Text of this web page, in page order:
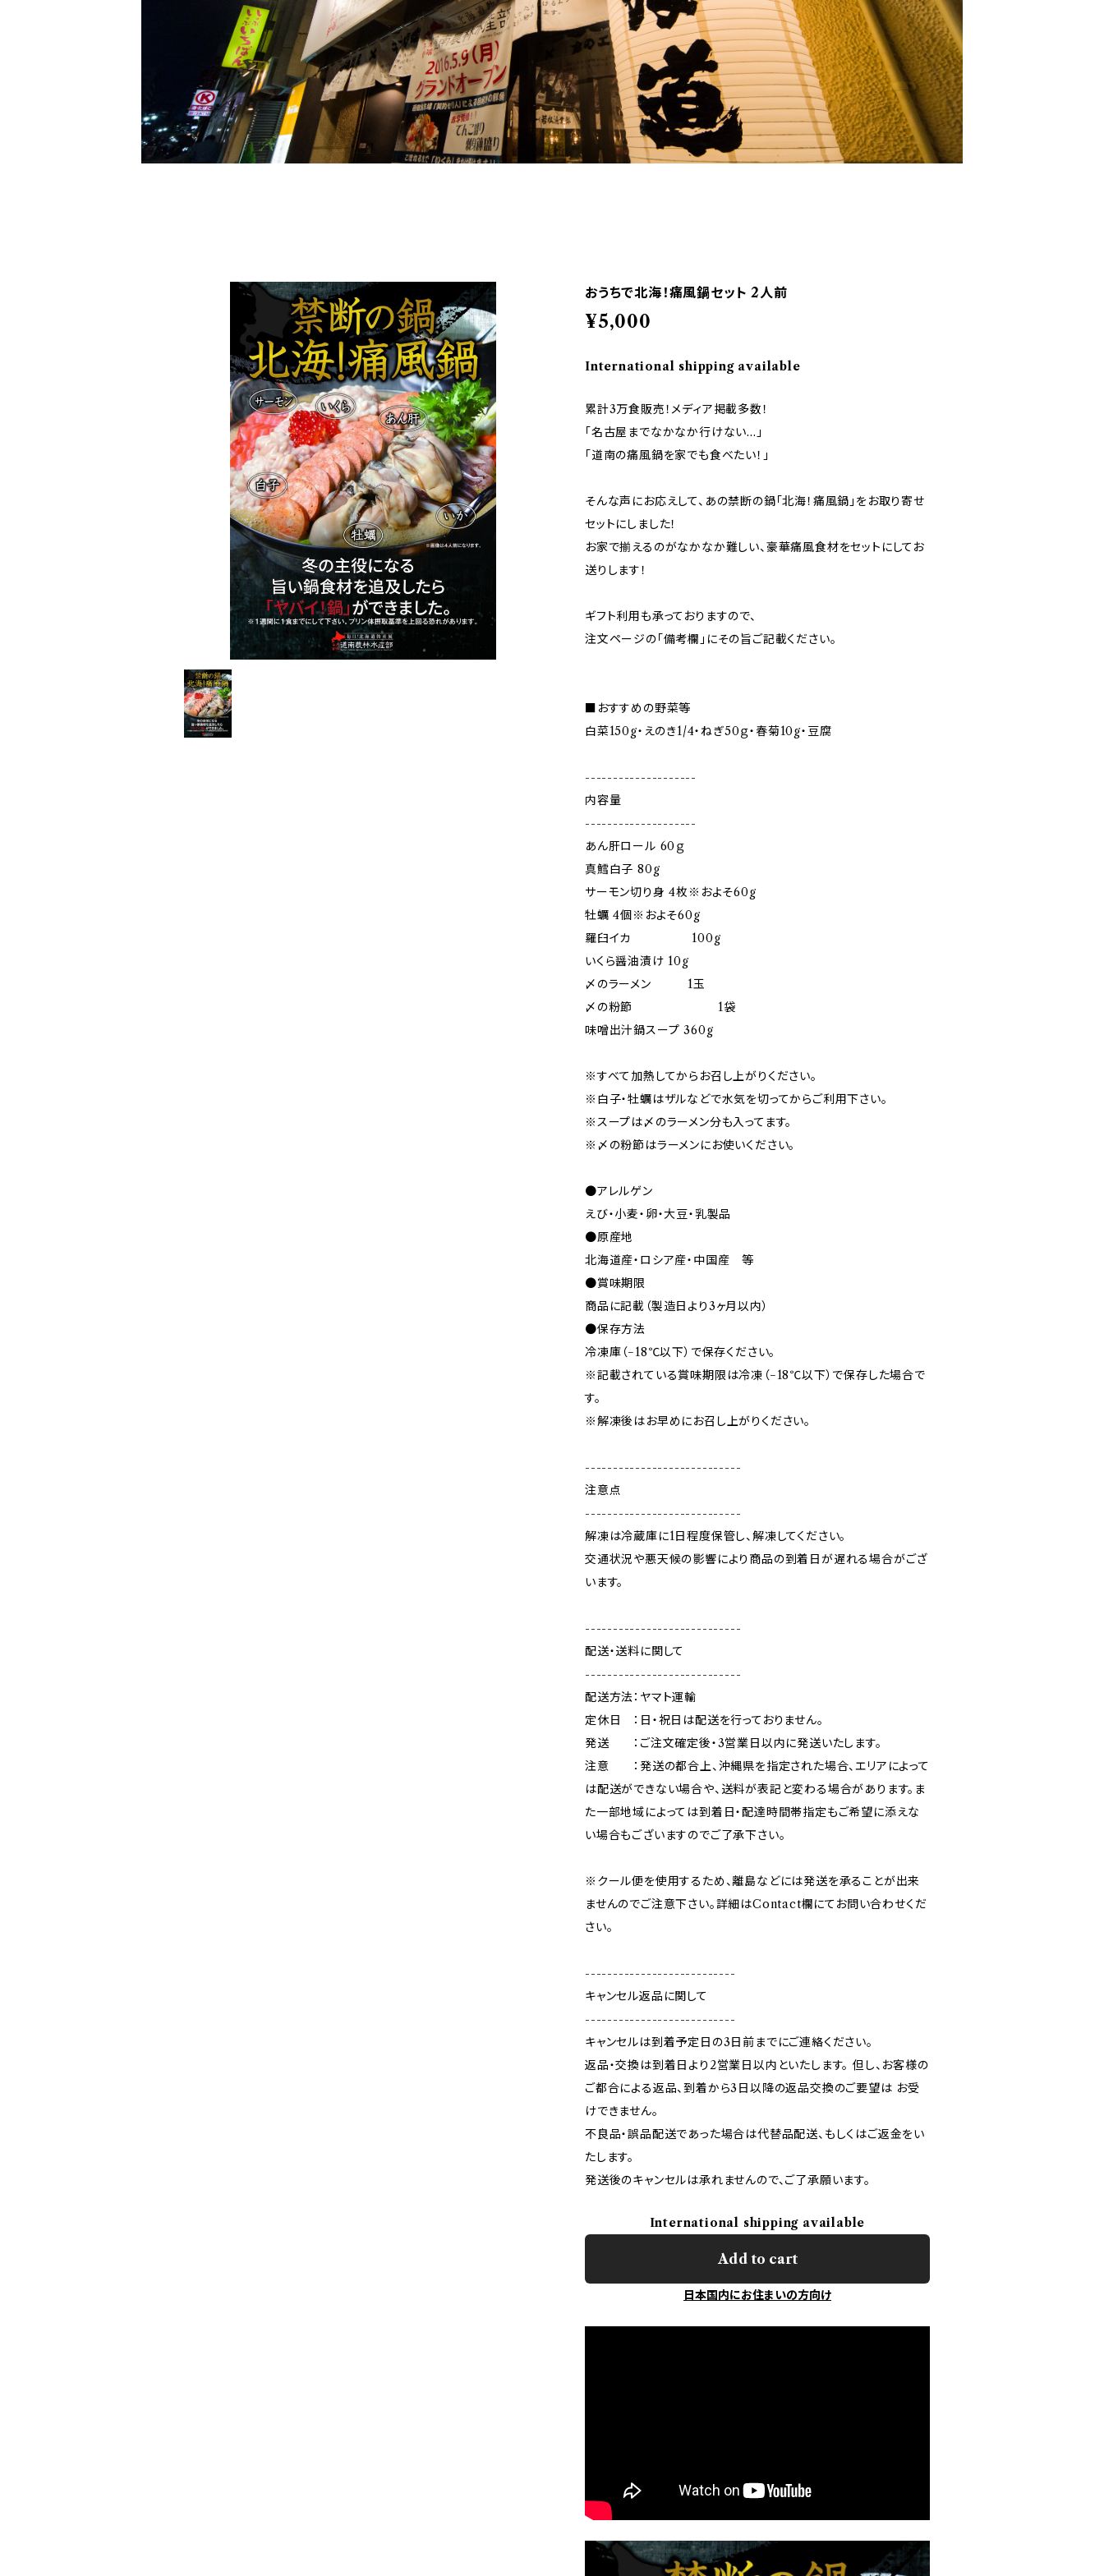
おうちで北海！痛風鍋セット 2人前
¥5,000
International shipping available
累計3万食販売！メディア掲載多数！
「名古屋までなかなか行けない…」
「道南の痛風鍋を家でも食べたい！」
そんな声にお応えして、あの禁断の鍋「北海！痛風鍋」をお取り寄せ
セットにしました！
お家で揃えるのがなかなか難しい、豪華痛風食材をセットにしてお
送りします！
ギフト利用も承っておりますので、
注文ページの「備考欄」にその旨ご記載ください。
■おすすめの野菜等
白菜150g・えのき1/4・ねぎ50ｇ・春菊10g・豆腐
--------------------
内容量
--------------------
あん肝ロール 60ｇ
真鱈白子 80g
サーモン切り身 4枚※およそ60g
牡蠣 4個※およそ60g
羅臼イカ 100g
いくら醤油漬け 10g
〆のラーメン 1玉
〆の粉節 1袋
味噌出汁鍋スープ 360g
※すべて加熱してからお召し上がりください。
※白子・牡蠣はザルなどで水気を切ってからご利用下さい。
※スープは〆のラーメン分も入ってます。
※〆の粉節はラーメンにお使いください。
●アレルゲン
えび・小麦・卵・大豆・乳製品
●原産地
北海道産・ロシア産・中国産 等
●賞味期限
商品に記載（製造日より3ヶ月以内）
●保存方法
冷凍庫（−18℃以下）で保存ください。
※記載されている賞味期限は冷凍（−18℃以下）で保存した場合で
す。
※解凍後はお早めにお召し上がりください。
----------------------------
注意点
----------------------------
解凍は冷蔵庫に1日程度保管し、解凍してください。
交通状況や悪天候の影響により商品の到着日が遅れる場合がござ
います。
----------------------------
配送・送料に関して
----------------------------
配送方法：ヤマト運輸
定休日 ：日・祝日は配送を行っておりません。
発送 ：ご注文確定後・3営業日以内に発送いたします。
注意 ：発送の都合上、沖縄県を指定された場合、エリアによって
は配送ができない場合や、送料が表記と変わる場合があります。ま
た一部地域によっては到着日・配達時間帯指定もご希望に添えな
い場合もございますのでご了承下さい。
※クール便を使用するため、離島などには発送を承ることが出来
ませんのでご注意下さい。詳細はContact欄にてお問い合わせくだ
さい。
---------------------------
キャンセル返品に関して
---------------------------
キャンセルは到着予定日の3日前までにご連絡ください。
返品・交換は到着日より2営業日以内といたします。 但し、お客様の
ご都合による返品、到着から3日以降の返品交換のご要望は お受
けできません。
不良品・誤品配送であった場合は代替品配送、もしくはご返金をい
たします。
発送後のキャンセルは承れませんので、ご了承願います。
International shipping available
Add to cart
日本国内にお住まいの方向け